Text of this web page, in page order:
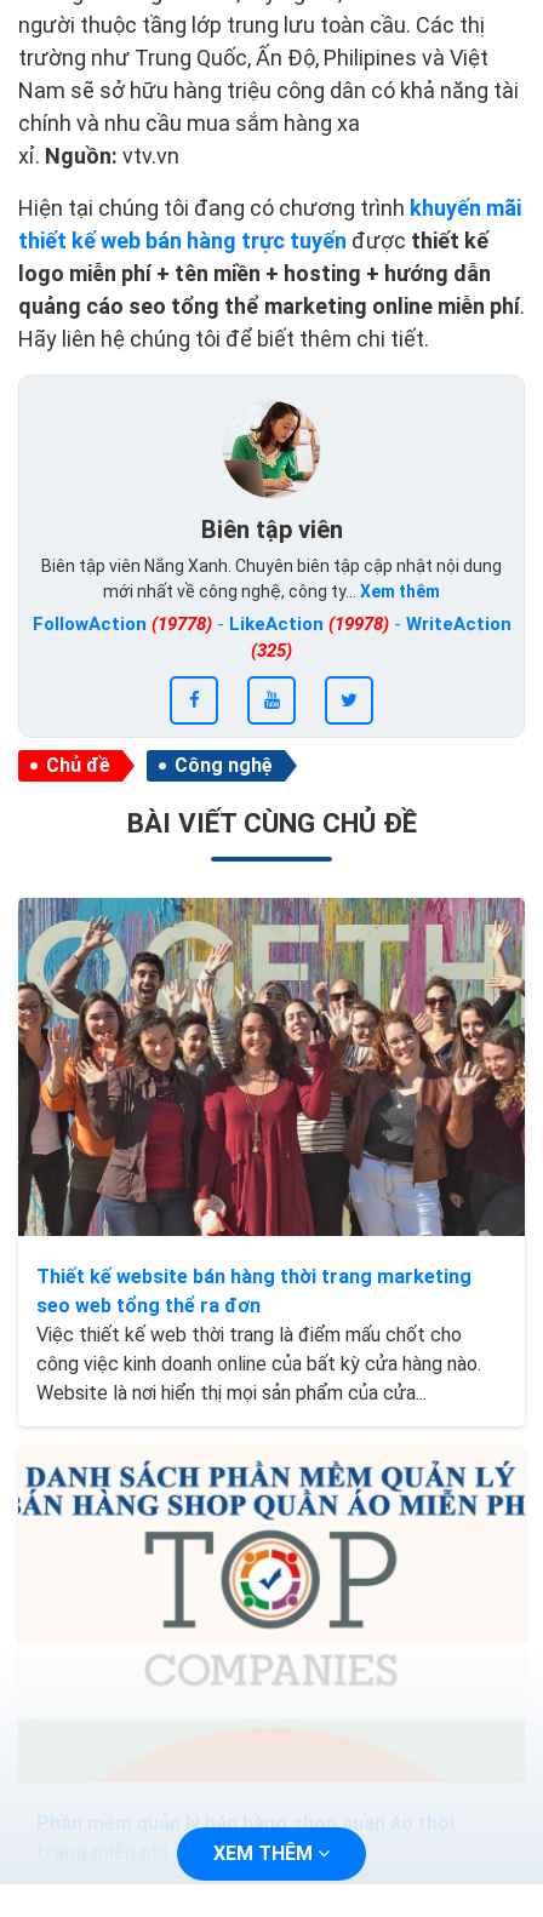
người thuộc tầng lớp trung lưu toàn cầu. Các thị
trường như Trung Quốc, Ấn Độ, Philipines và Việt
Nam sẽ sở hữu hàng triệu công dân có khả năng tài
chính và nhu cầu mua sắm hàng xa
xỉ. Nguồn: vtv.vn
Hiện tại chúng tôi đang có chương trình khuyến mãi
thiết kế web bán hàng trực tuyến được thiết kế
logo miễn phí + tên miền + hosting + hướng dẫn
quảng cáo seo tổng thể marketing online miễn phí.
Hãy liên hệ chúng tôi để biết thêm chi tiết.
Biên tập viên
Biên tập viên Nắng Xanh. Chuyên biên tập cập nhật nội dung
mới nhất về công nghệ, công ty... Xem thêm
FollowAction (19778)- LikeAction (19978)- WriteAction
(325)
Chủ đề Công nghệ
BÀI VIẾT CÙNG CHỦ ĐỀ
Thiết kế website bán hàng thời trang marketing
seo web tổng thể ra đơn
Việc thiết kế web thời trang là điểm mấu chốt cho
công việc kinh doanh online của bất kỳ cửa hàng nào.
Website là nơi hiển thị mọi sản phẩm của cửa...
Phần mềm quản lý bán hàng shop quần áo thời
Bài viết tổng hợp cho các bạn TOP phần mềm quản lý
XEM THÊM